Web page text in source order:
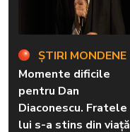
ȘTIRI MONDENE
Momente dificile
pentru Dan
Diaconescu. Fratele
lui s-a stins din viață